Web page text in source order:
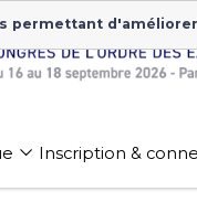
Inscription &
permettant